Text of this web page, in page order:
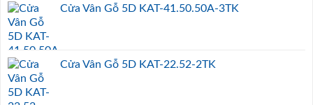
Cửa Vân Gỗ 5D KAT-41.50.50A-3TK
Cửa Vân Gỗ 5D KAT-22.52-2TK